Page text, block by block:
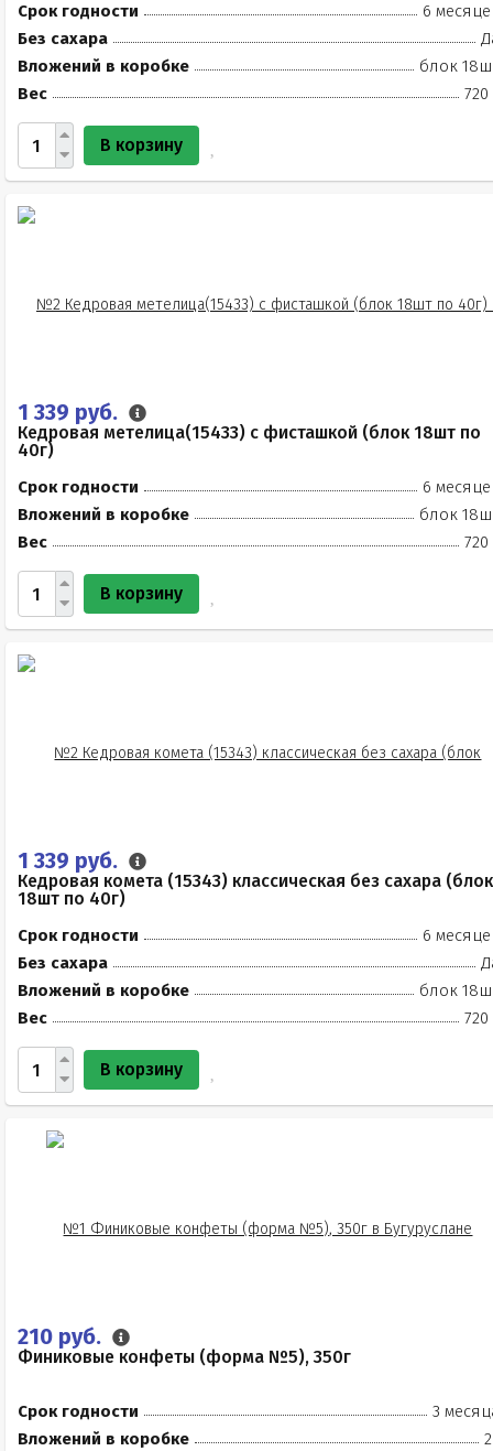
Срок годности
6
Без сахара
Вложений в коробке
блок
Вес
720
В корзину
1 339 руб.
Кедровая метелица(15433) с фисташкой (блок 18шт по
40г)
Срок годности
6
Вложений в коробке
блок
Вес
720
В корзину
1 339 руб.
Кедровая комета (15343) классическая без сахара (блок
18шт по 40г)
Срок годности
6
Без сахара
Вложений в коробке
блок
Вес
720
В корзину
210 руб.
Финиковые конфеты (форма №5), 350г
Срок годности
3
Вложений в коробке